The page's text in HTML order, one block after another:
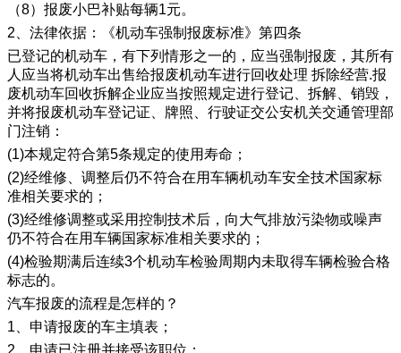
（8）报废小巴补贴每辆1元。
2、法律依据：《机动车强制报废标准》第四条
已登记的机动车，有下列情形之一的，应当强制报废，其所有
人应当将机动车出售给报废机动车进行回收处理 拆除经营.报
废机动车回收拆解企业应当按照规定进行登记、拆解、销毁，
并将报废机动车登记证、牌照、行驶证交公安机关交通管理部
门注销：
(1)本规定符合第5条规定的使用寿命；
(2)经维修、调整后仍不符合在用车辆机动车安全技术国家标
准相关要求的；
(3)经维修调整或采用控制技术后，向大气排放污染物或噪声
仍不符合在用车辆国家标准相关要求的；
(4)检验期满后连续3个机动车检验周期内未取得车辆检验合格
标志的。
汽车报废的流程是怎样的？
1、申请报废的车主填表；
2、申请已注册并接受该职位；